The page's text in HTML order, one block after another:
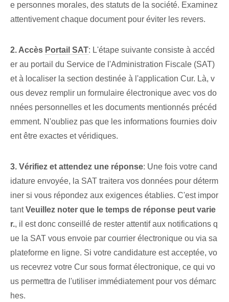
e personnes morales, des statuts de la société. Examinez
attentivement chaque document pour éviter⁢ les revers.
2. Accès Portail SAT: L'étape suivante consiste à accéd
er au portail du Service de l'Administration Fiscale (SAT)
et à localiser la section destinée à l'application Cur. Là, v
ous devez remplir un formulaire électronique avec vos do
nnées personnelles et les documents mentionnés précéd
emment. N'oubliez pas que les informations fournies doiv
ent être exactes et véridiques.
3. Vérifiez et attendez une réponse: ⁤Une fois votre cand
idature envoyée, la SAT traitera vos données pour déterm
iner si vous répondez aux exigences établies. C'est impor
tantVeuillez noter que le temps de réponse peut varie
r., il est donc conseillé de rester attentif aux notifications q
ue la SAT vous envoie par courrier électronique ou via sa
plateforme en ligne. Si votre candidature est acceptée, vo
us recevrez votre Cur sous format électronique, ce qui vo
us permettra de l'utiliser immédiatement pour vos démarc
hes.